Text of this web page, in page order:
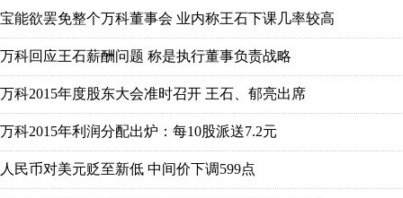
宝能欲罢免整个万科董事会 业内称王石下课几率较高
万科回应王石薪酬问题 称是执行董事负责战略
万科2015年度股东大会准时召开 王石、郁亮出席
万科2015年利润分配出炉：每10股派送7.2元
人民币对美元贬至新低 中间价下调599点